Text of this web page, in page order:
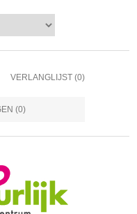
VERLANGLIJST (0)
(0)